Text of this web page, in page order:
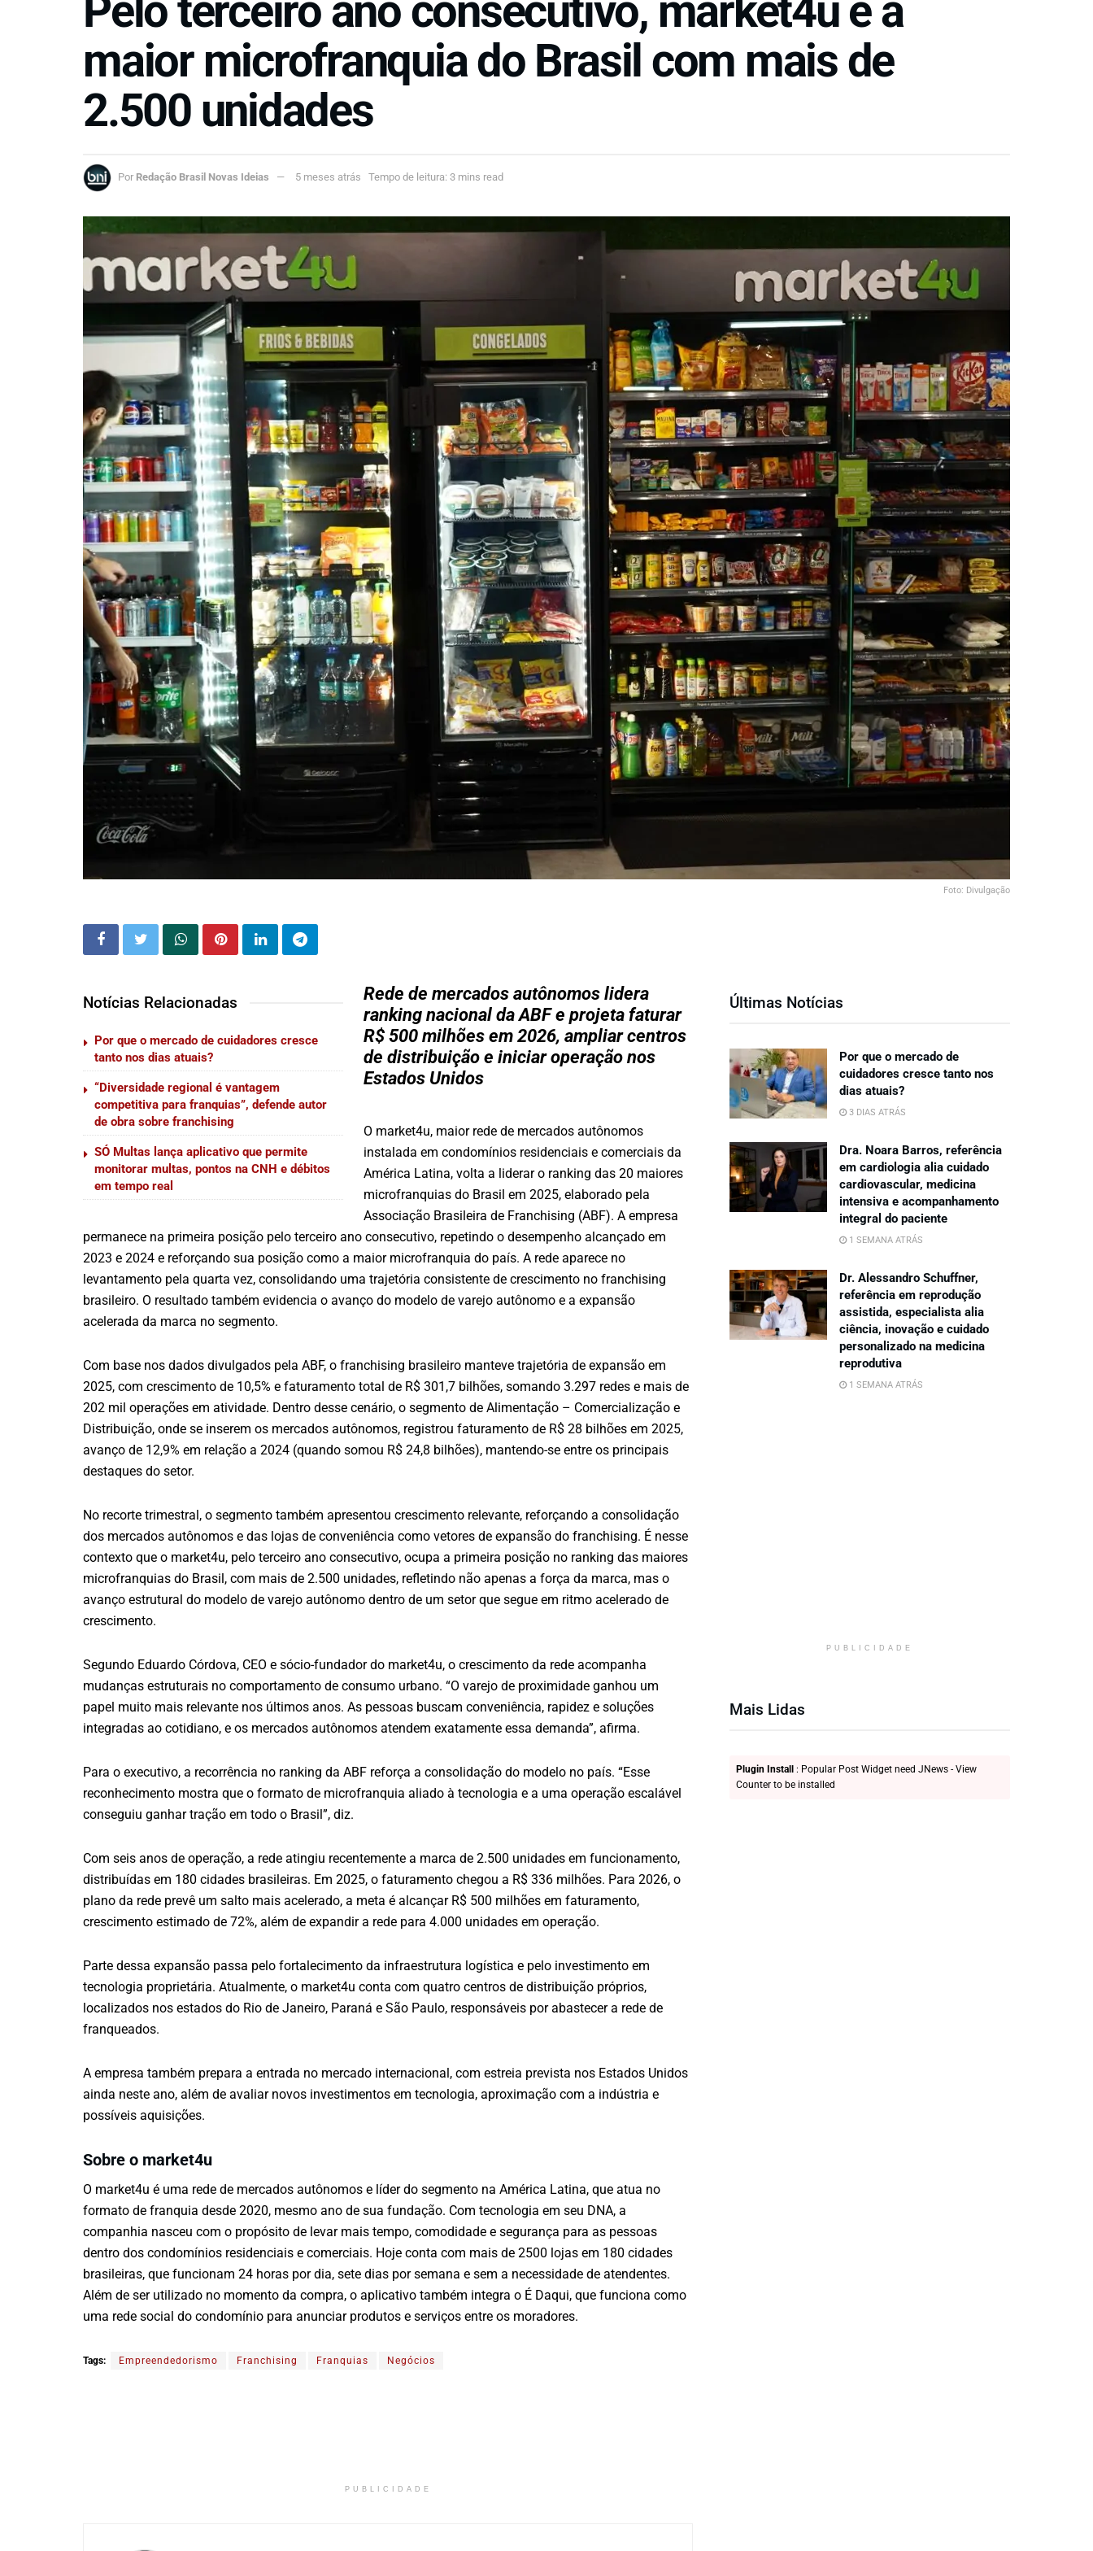
Pelo terceiro ano consecutivo, market4u é a
maior microfranquia do Brasil com mais de
2.500 unidades
Por Redação Brasil Novas Ideias 5 meses atrás Tempo de leitura: 3 mins read
Foto: Divulgação
Notícias Relacionadas
Por que o mercado de cuidadores cresce
tanto nos dias atuais?
“Diversidade regional é vantagem
competitiva para franquias”, defende autor
de obra sobre franchising
SÓ Multas lança aplicativo que permite
monitorar multas, pontos na CNH e débitos
em tempo real
Rede de mercados autônomos lidera
ranking nacional da ABF e projeta faturar
R$ 500 milhões em 2026, ampliar centros
de distribuição e iniciar operação nos
Estados Unidos
O market4u, maior rede de mercados autônomos
instalada em condomínios residenciais e comerciais da
América Latina, volta a liderar o ranking das 20 maiores
microfranquias do Brasil em 2025, elaborado pela
Associação Brasileira de Franchising (ABF). A empresa
permanece na primeira posição pelo terceiro ano consecutivo, repetindo o desempenho alcançado em
2023 e 2024 e reforçando sua posição como a maior microfranquia do país. A rede aparece no
levantamento pela quarta vez, consolidando uma trajetória consistente de crescimento no franchising
brasileiro. O resultado também evidencia o avanço do modelo de varejo autônomo e a expansão
acelerada da marca no segmento.
Com base nos dados divulgados pela ABF, o franchising brasileiro manteve trajetória de expansão em
2025, com crescimento de 10,5% e faturamento total de R$ 301,7 bilhões, somando 3.297 redes e mais de
202 mil operações em atividade. Dentro desse cenário, o segmento de Alimentação – Comercialização e
Distribuição, onde se inserem os mercados autônomos, registrou faturamento de R$ 28 bilhões em 2025,
avanço de 12,9% em relação a 2024 (quando somou R$ 24,8 bilhões), mantendo-se entre os principais
destaques do setor.
No recorte trimestral, o segmento também apresentou crescimento relevante, reforçando a consolidação
dos mercados autônomos e das lojas de conveniência como vetores de expansão do franchising. É nesse
contexto que o market4u, pelo terceiro ano consecutivo, ocupa a primeira posição no ranking das maiores
microfranquias do Brasil, com mais de 2.500 unidades, refletindo não apenas a força da marca, mas o
avanço estrutural do modelo de varejo autônomo dentro de um setor que segue em ritmo acelerado de
crescimento.
Segundo Eduardo Córdova, CEO e sócio-fundador do market4u, o crescimento da rede acompanha
mudanças estruturais no comportamento de consumo urbano. “O varejo de proximidade ganhou um
papel muito mais relevante nos últimos anos. As pessoas buscam conveniência, rapidez e soluções
integradas ao cotidiano, e os mercados autônomos atendem exatamente essa demanda”, afirma.
Para o executivo, a recorrência no ranking da ABF reforça a consolidação do modelo no país. “Esse
reconhecimento mostra que o formato de microfranquia aliado à tecnologia e a uma operação escalável
conseguiu ganhar tração em todo o Brasil”, diz.
Com seis anos de operação, a rede atingiu recentemente a marca de 2.500 unidades em funcionamento,
distribuídas em 180 cidades brasileiras. Em 2025, o faturamento chegou a R$ 336 milhões. Para 2026, o
plano da rede prevê um salto mais acelerado, a meta é alcançar R$ 500 milhões em faturamento,
crescimento estimado de 72%, além de expandir a rede para 4.000 unidades em operação.
Parte dessa expansão passa pelo fortalecimento da infraestrutura logística e pelo investimento em
tecnologia proprietária. Atualmente, o market4u conta com quatro centros de distribuição próprios,
localizados nos estados do Rio de Janeiro, Paraná e São Paulo, responsáveis por abastecer a rede de
franqueados.
A empresa também prepara a entrada no mercado internacional, com estreia prevista nos Estados Unidos
ainda neste ano, além de avaliar novos investimentos em tecnologia, aproximação com a indústria e
possíveis aquisições.
Sobre o market4u
O market4u é uma rede de mercados autônomos e líder do segmento na América Latina, que atua no
formato de franquia desde 2020, mesmo ano de sua fundação. Com tecnologia em seu DNA, a
companhia nasceu com o propósito de levar mais tempo, comodidade e segurança para as pessoas
dentro dos condomínios residenciais e comerciais. Hoje conta com mais de 2500 lojas em 180 cidades
brasileiras, que funcionam 24 horas por dia, sete dias por semana e sem a necessidade de atendentes.
Além de ser utilizado no momento da compra, o aplicativo também integra o É Daqui, que funciona como
uma rede social do condomínio para anunciar produtos e serviços entre os moradores.
Tags: Empreendedorismo Franchising Franquias Negócios
PUBLICIDADE
Últimas Notícias
Por que o mercado de
cuidadores cresce tanto nos
dias atuais?
3 DIAS ATRÁS
Dra. Noara Barros, referência
em cardiologia alia cuidado
cardiovascular, medicina
intensiva e acompanhamento
integral do paciente
1 SEMANA ATRÁS
Dr. Alessandro Schuffner,
referência em reprodução
assistida, especialista alia
ciência, inovação e cuidado
personalizado na medicina
reprodutiva
1 SEMANA ATRÁS
PUBLICIDADE
Mais Lidas
Plugin Install
: Popular Post Widget need JNews - View
Counter to be installed